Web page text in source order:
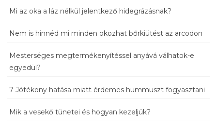
Mi az oka a láz nélkül jelentkező hidegrázásnak?
Nem is hinnéd mi minden okozhat bőrkiütést az arcodon
Mesterséges megtermékenyítéssel anyává válhatok-e
egyedül?
7 Jótékony hatása miatt érdemes hummuszt fogyasztani
Mik a vesekő tünetei és hogyan kezeljük?